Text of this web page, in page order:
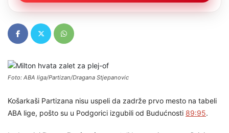
Foto: ABA liga/Partizan/Dragana Stjepanovic
Košarkaši Partizana nisu uspeli da zadrže prvo mesto na tabeli
ABA lige, pošto su u Podgorici izgubili od Budućnosti 89:95.